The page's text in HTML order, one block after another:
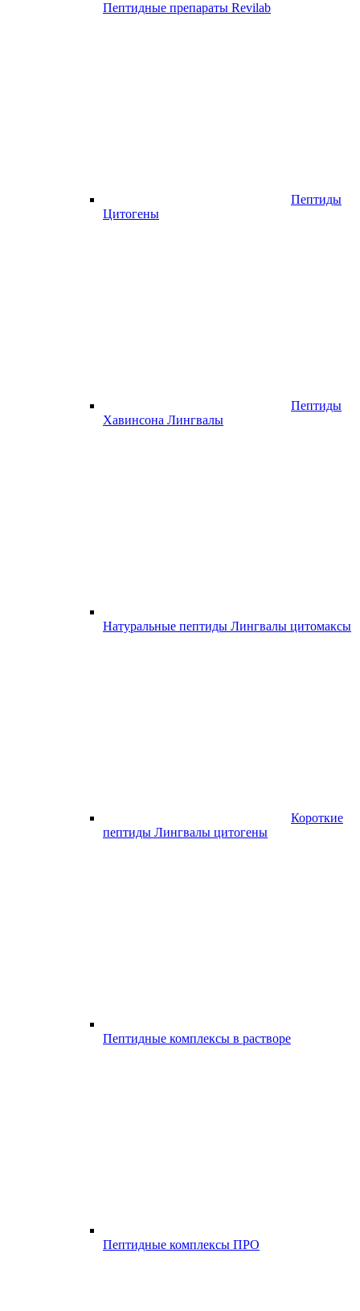
Пептидные препараты Revilab
Пептиды
Цитогены
Пептиды
Хавинсона Лингвалы
Натуральные пептиды Лингвалы цитомаксы
Короткие
пептиды Лингвалы цитогены
Пептидные комплексы в растворе
Пептидные комплексы ПРО